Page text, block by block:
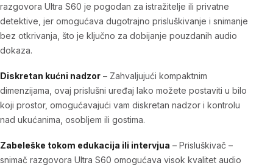
razgovora Ultra S60 je pogodan za istražitelje ili privatne
detektive, jer omogućava dugotrajno prisluškivanje i snimanje
bez otkrivanja, što je ključno za dobijanje pouzdanih audio
dokaza.
Diskretan kućni nadzor – Zahvaljujući kompaktnim
dimenzijama, ovaj prislušni uređaj lako možete postaviti u bilo
koji prostor, omogućavajući vam diskretan nadzor i kontrolu
nad ukućanima, osobljem ili gostima.
Zabeleške tokom edukacija ili intervjua – Prisluškivač –
snimač razgovora Ultra S60 omogućava visok kvalitet audio